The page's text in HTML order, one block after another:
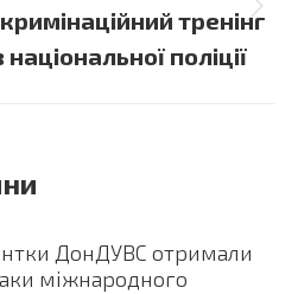
Next
post:
тренінг
поліції
ДонДУВС отримали
міжнародного